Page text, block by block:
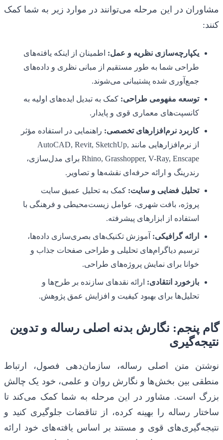
مشاوران در این مرحله می‌توانند در موارد زیر به شما کمک
کنند:
یکپارچه‌سازی نظریه و عمل: اطمینان از اینکه یافته‌های
طراحی شما به طور مستقیم از مبانی نظری و داده‌های
جمع‌آوری شده پشتیبانی می‌شوند.
توسعه مفهومی طراحی: کمک به تبدیل ایده‌های اولیه به
کانسپت‌های معماری قوی و پایدار.
کاربرد نرم‌افزارهای تخصصی: راهنمایی در استفاده مؤثر
از نرم‌افزارهایی مانند AutoCAD, Revit, SketchUp,
Rhino, Grasshopper, V-Ray, Enscape برای مدل‌سازی،
رندرینگ و ارائه حرفه‌ای نقشه‌ها و تصاویر.
تحلیل فضایی و سایت: کمک به تحلیل عمیق سایت
پروژه، بافت شهری، عوامل زیست‌محیطی و فرهنگی با
استفاده از ابزارهای پیشرفته.
ارائه گرافیکی: آموزش تکنیک‌های بصری‌سازی داده‌ها،
ترسیم دیاگرام‌های تحلیلی و طراحی صفحات جذاب و
خوانا برای نمایش پروژه‌های طراحی.
بازخورد انتقادی: ارائه نقدهای سازنده بر طرح‌ها و
تحلیل‌ها برای بهبود کیفیت و افزایش عمق پژوهش.
گام پنجم: نگارش بدنه اصلی رساله و تدوین
نتیجه‌گیری
نوشتن متن اصلی رساله، سازمان‌دهی فصول، ارتباط
منطقی بین بخش‌ها و نگارش روان و علمی، خود یک چالش
بزرگ است. مشاور در این مرحله به شما کمک می‌کند تا
ساختار رساله را بهینه کرده، از تناقضات جلوگیری کنید و
نتیجه‌گیری‌های قوی و مستند بر اساس یافته‌های خود ارائه